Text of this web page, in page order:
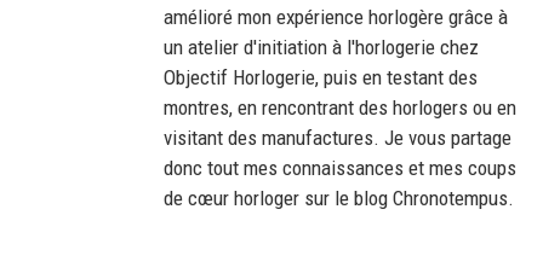
amélioré mon expérience horlogère grâce à
un atelier d'initiation à l'horlogerie chez
Objectif Horlogerie, puis en testant des
montres, en rencontrant des horlogers ou en
visitant des manufactures. Je vous partage
donc tout mes connaissances et mes coups
de cœur horloger sur le blog Chronotempus.